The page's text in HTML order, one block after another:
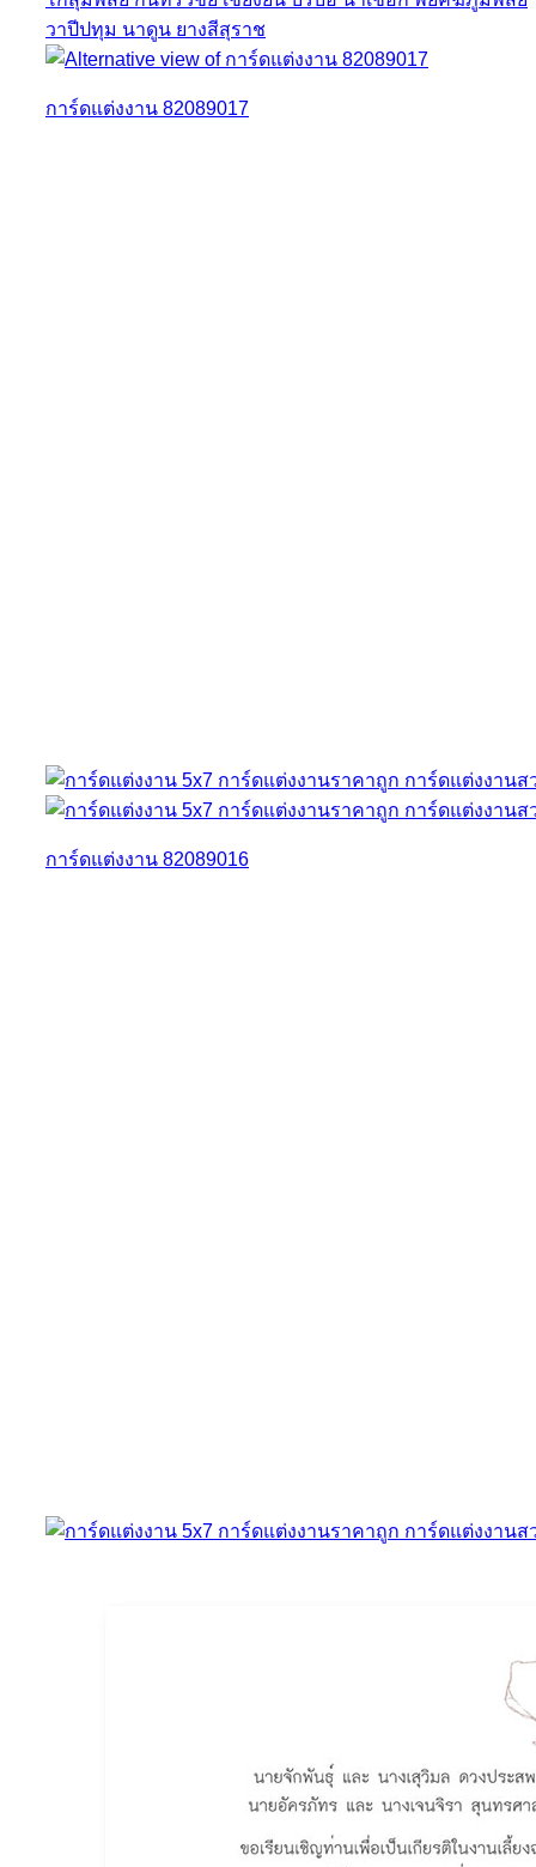
การ์ดแต่งงาน 82089017
การ์ดแต่งงาน 82089016